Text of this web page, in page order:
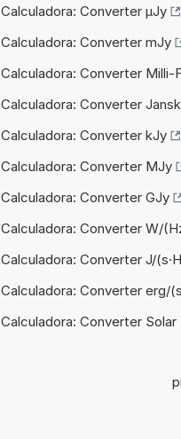
Calculadora: Converter µJy
Calculadora: Converter mJy
Calculadora: Converter Milli-
Calculadora: Converter
Calculadora: Converter kJy
Calculadora: Converter MJy
Calculadora: Converter GJy
Calculadora: Converter W/
Calculadora: Converter J/
Calculadora: Converter erg/
Calculadora: Converter